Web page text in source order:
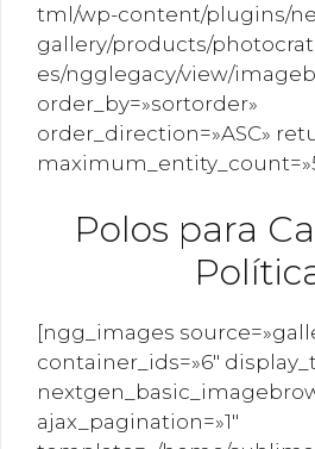
tml/wp-content/plugins/
gallery/products/
es/ngglegacy/view/
order_by=»sortorder»
order_direction=»ASC»
Polos para
[ngg_images
container_ids=»6″
ajax_pagination=»1″